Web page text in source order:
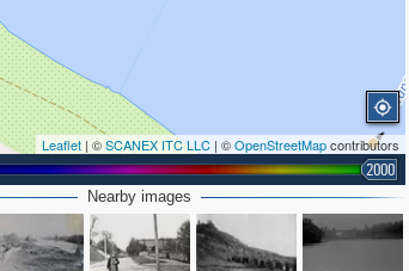
Leaflet | ©SCANEX ITC LLC | ©OpenStreetMapcontributors
2000
Nearby images